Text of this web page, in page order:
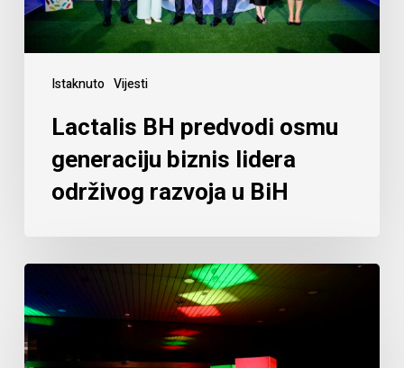
Istaknuto Vijesti
Lactalis BH predvodi osmu
generaciju biznis lidera
održivog razvoja u BiH